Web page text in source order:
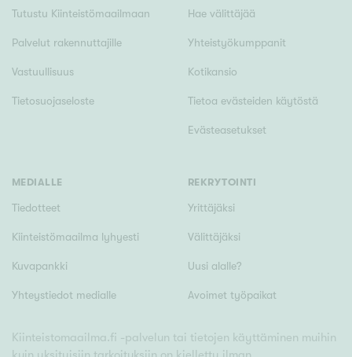
Tutustu Kiinteistömaailmaan
Palvelut rakennuttajille
Vastuullisuus
Tietosuojaseloste
Hae välittäjää
Yhteistyökumppanit
Kotikansio
Tietoa evästeiden käytöstä
Evästeasetukset
MEDIALLE
Tiedotteet
Kiinteistömaailma lyhyesti
Kuvapankki
Yhteystiedot medialle
REKRYTOINTI
Yrittäjäksi
Välittäjäksi
Uusi alalle?
Avoimet työpaikat
Kiinteistomaailma.fi -palvelun tai tietojen käyttäminen muihin